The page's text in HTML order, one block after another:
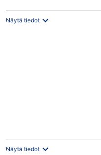
Näytä tiedot
Näytä tiedot